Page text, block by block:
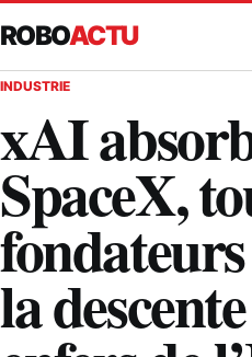
ROBOACTU
INDUSTRIE
xAI
SpaceX,
la